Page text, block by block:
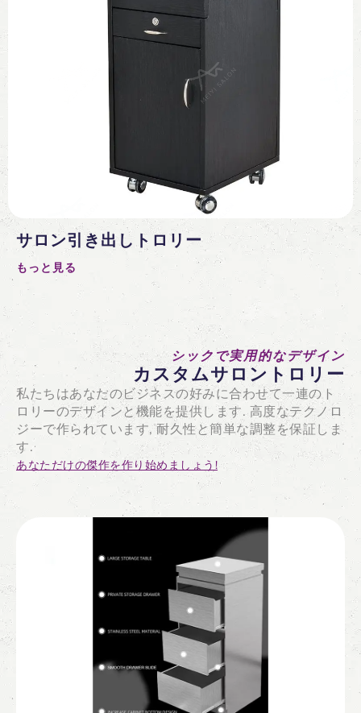
サロン引き出しトロリー
もっと見る
シックで実用的なデザイン
カスタムサロントロリー
私たちはあなたのビジネスの好みに合わせて一連のト
ロリーのデザインと機能を提供します. 高度なテクノロ
ジーで作られています, 耐久性と簡単な調整を保証しま
す.
あなただけの傑作を作り始めましょう!